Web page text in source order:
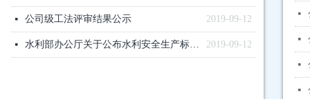
2019-09-12
넷 公司级工法评审结果公示
2019-09-12
넷 水利部办公厅关于公布水利安全生产标准化一级单位的通知
넷
넷
넷
넷